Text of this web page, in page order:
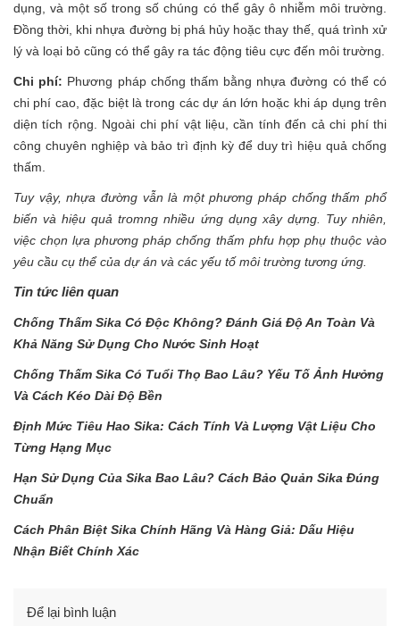
dụng, và một số trong số chúng có thể gây ô nhiễm môi trường.
Đồng thời, khi nhựa đường bị phá hủy hoặc thay thế, quá trình xử
lý và loại bỏ cũng có thể gây ra tác động tiêu cực đến môi trường.
Chi phí: Phương pháp chống thấm bằng nhựa đường có thể có
chi phí cao, đặc biệt là trong các dự án lớn hoặc khi áp dụng trên
diện tích rộng. Ngoài chi phí vật liệu, cần tính đến cả chi phí thi
công chuyên nghiệp và bảo trì định kỳ để duy trì hiệu quả chống
thấm.
Tuy vậy, nhựa đường vẫn là một phương pháp chống thấm phổ
biến và hiệu quả tromng nhiều ứng dụng xây dựng. Tuy nhiên,
việc chọn lựa phương pháp chống thấm phfu hợp phụ thuộc vào
yêu cầu cụ thể của dự án và các yếu tố môi trường tương ứng.
Tin tức liên quan
Chống Thấm Sika Có Độc Không? Đánh Giá Độ An Toàn Và
Khả Năng Sử Dụng Cho Nước Sinh Hoạt
Chống Thấm Sika Có Tuổi Thọ Bao Lâu? Yếu Tố Ảnh Hưởng
Và Cách Kéo Dài Độ Bền
Định Mức Tiêu Hao Sika: Cách Tính Và Lượng Vật Liệu Cho
Từng Hạng Mục
Hạn Sử Dụng Của Sika Bao Lâu? Cách Bảo Quản Sika Đúng
Chuẩn
Cách Phân Biệt Sika Chính Hãng Và Hàng Giả: Dấu Hiệu
Nhận Biết Chính Xác
Để lại bình luận